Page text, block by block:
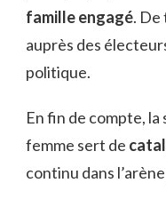
famille engagé.
auprès des
politique.
En fin de compte,
femme sert de
continu dans